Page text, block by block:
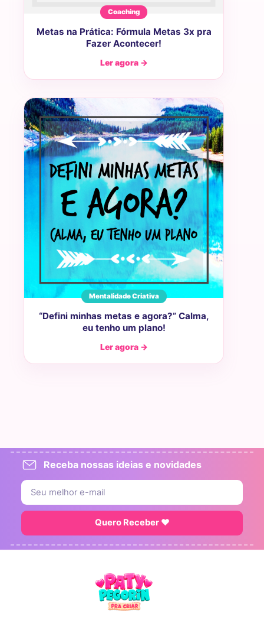
Coaching
Metas na Prática: Fórmula Metas 3x pra
Fazer Acontecer!
Ler agora →
Mentalidade Criativa
“Defini minhas metas e agora?” Calma,
eu tenho um plano!
Ler agora →
Receba nossas ideias e novidades
Quero Receber ♥